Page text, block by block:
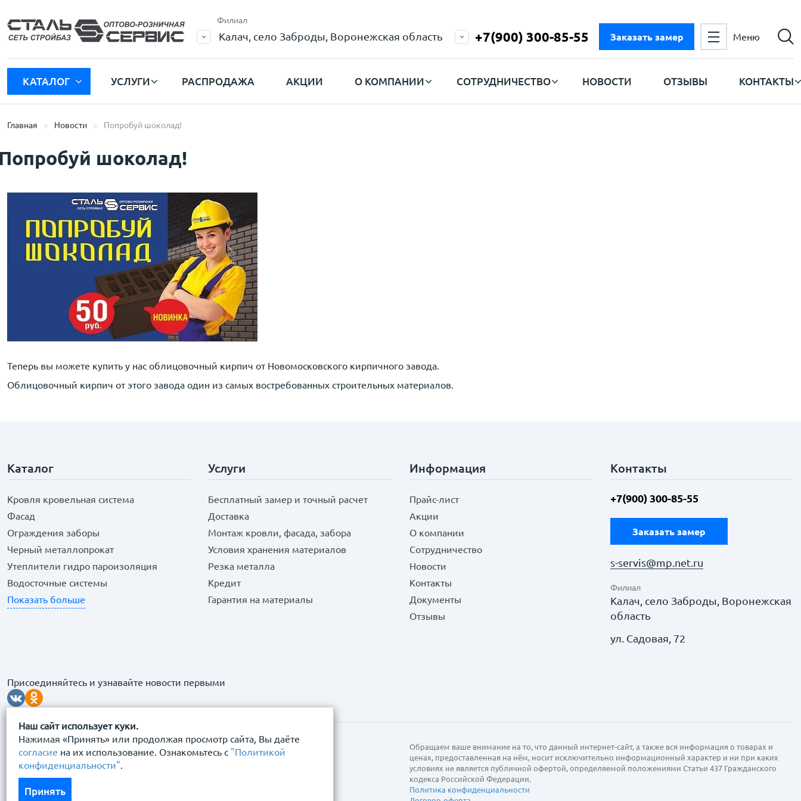
Наш сайт использует куки.
Нажимая «Принять» или продолжая просмотр сайта, Вы даёте
согласие на их использование. Ознакомьтесь с "Политикой
конфиденциальности".
Принять
Филиал
Калач, село Заброды, Воронежская область +7(900) 300-85-55 Заказать замер Меню
КАТАЛОГ УСЛУГИ РАСПРОДАЖА АКЦИИ О КОМПАНИИ СОТРУДНИЧЕСТВО НОВОСТИ ОТЗЫВЫ КОНТАКТЫ
Главная Новости Попробуй шоколад!
шоколад!
Теперь вы можете купить у нас облицовочный кирпич от Новомосковского кирпичного завода.
Облицовочный кирпич от этого завода один из самых востребованных строительных материалов.
Каталог
Кровля кровельная система
Фасад
Ограждения заборы
Черный металлопрокат
Утеплители гидро пароизоляция
Водосточные системы
Показать больше
Услуги
Бесплатный замер и точный расчет
Доставка
Монтаж кровли, фасада, забора
Условия хранения материалов
Резка металла
Кредит
Гарантия на материалы
Информация
Прайс-лист
Акции
О компании
Сотрудничество
Новости
Контакты
Документы
Отзывы
Контакты
+7(900) 300-85-55
Заказать замер
s-servis@mp.net.ru
Филиал
Калач, село Заброды, Воронежская
область
ул. Садовая, 72
Присоединяйтесь и узнавайте новости первыми
© 2026 “Сталь Сервис" Все права защищены.
Обращаем ваше внимание на то, что данный интернет-сайт, а также вся информация о товарах и
ценах, предоставленная на нём, носит исключительно информационный характер и ни при каких
условиях не является публичной офертой, определяемой положениями Статьи 437 Гражданского
кодекса Российской Федерации.
Политика конфиденциальности